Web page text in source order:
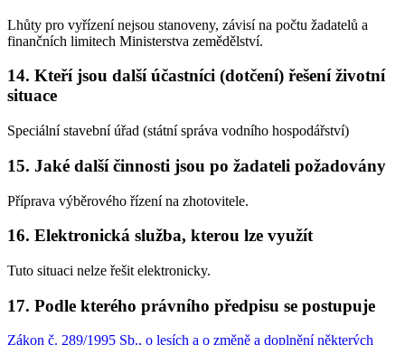
Lhůty pro vyřízení nejsou stanoveny, závisí na počtu žadatelů a
finančních limitech Ministerstva zemědělství.
14. Kteří jsou další účastníci (dotčení) řešení životní
situace
Speciální stavební úřad (státní správa vodního hospodářství)
15. Jaké další činnosti jsou po žadateli požadovány
Příprava výběrového řízení na zhotovitele.
16. Elektronická služba, kterou lze využít
Tuto situaci nelze řešit elektronicky.
17. Podle kterého právního předpisu se postupuje
Zákon č. 289/1995 Sb., o lesích a o změně a doplnění některých